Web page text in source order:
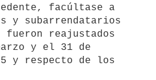
facúltase a
y subarrendatarios
fueron reajustados
y el 31 de
y respecto de los